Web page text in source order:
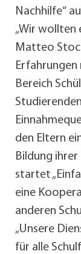
Nachhilfe“
„Wir wollten
Matteo
Bereich
den Eltern
Bildung
startet
eine
anderen
„Unsere
für alle